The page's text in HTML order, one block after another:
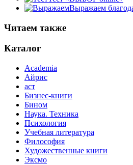
Выражаем
Читаем также
Каталог
Academia
Айрис
аст
Бизнес-книги
Бином
Наука. Техника
Психология
Учебная литература
Философия
Художественные книги
Эксмо